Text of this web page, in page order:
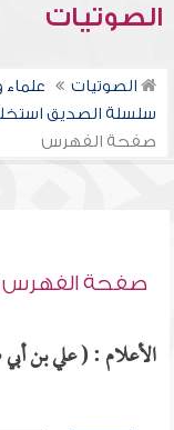
الصوتيات
الصوتيات علماء
سلسلة الصديق
صفحة الفهرس
صفحة الفهرس
الأعلام : ( علي بن